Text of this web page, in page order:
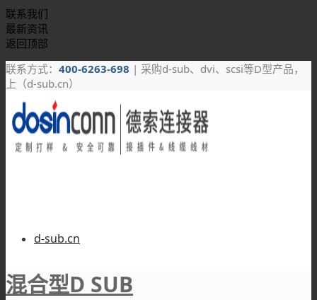
联系我们
最新资讯
返回顶部
联系方式： 400-6263-698 | 采购d-sub、dvi、scsi等D型产品，
上（d-sub.cn）
d-sub.cn
混合型D SUB